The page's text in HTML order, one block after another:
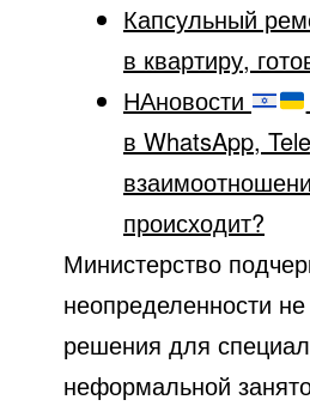
Капсульный
в квартиру,
НАновости
в WhatsApp,
происходит?
Министерство
неопределенности
решения для
неформальной